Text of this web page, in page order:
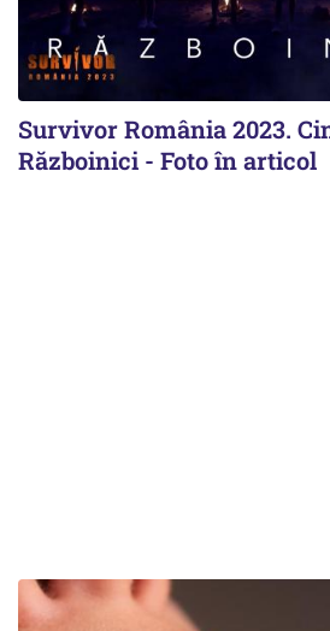
Survivor România 2023.
Războinici - Foto în articol